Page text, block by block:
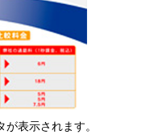
表示されます。